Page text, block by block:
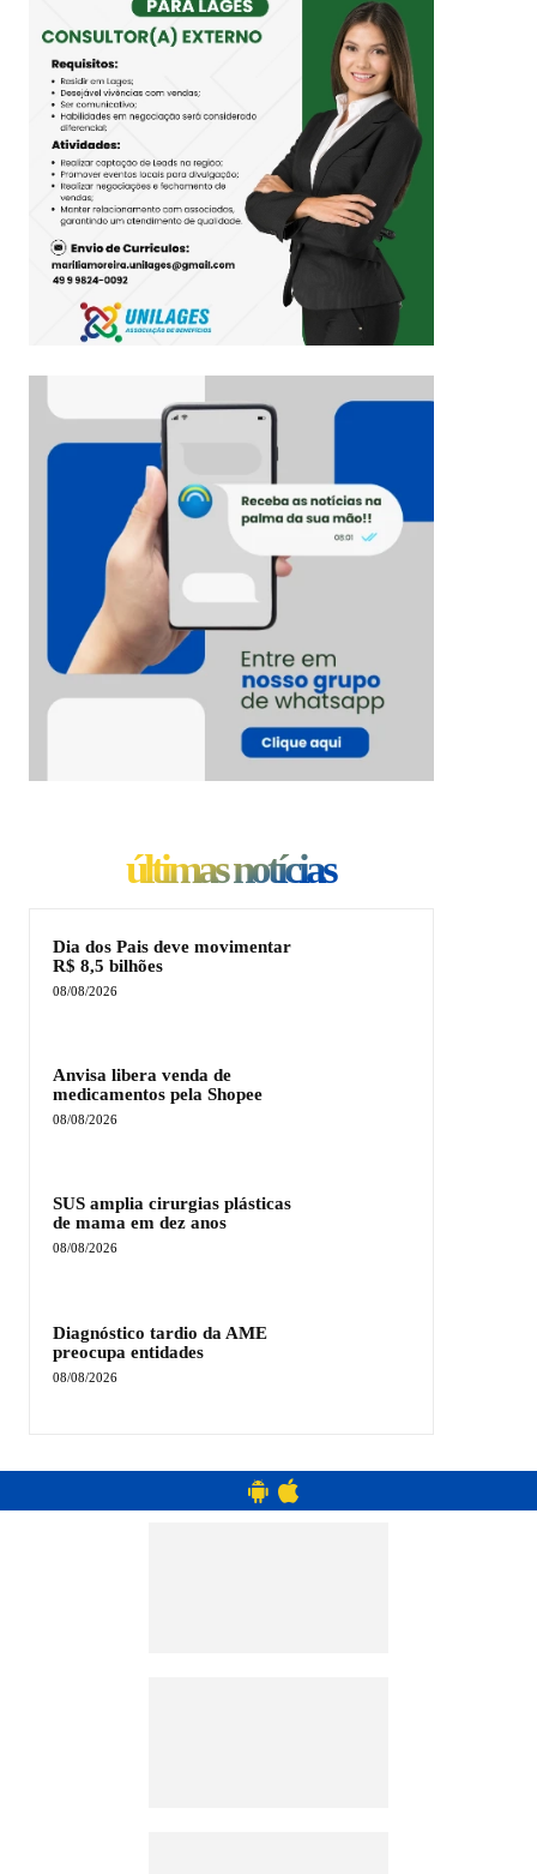
últimas notícias
Dia dos Pais deve movimentar
R$ 8,5 bilhões
08/08/2026
Anvisa libera venda de
medicamentos pela Shopee
08/08/2026
SUS amplia cirurgias plásticas
de mama em dez anos
08/08/2026
Diagnóstico tardio da AME
preocupa entidades
08/08/2026